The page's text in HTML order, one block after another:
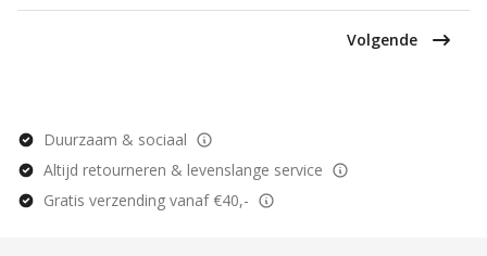
Volgende
Duurzaam & sociaal
Altijd retourneren & levenslange service
Gratis verzending vanaf €40,-